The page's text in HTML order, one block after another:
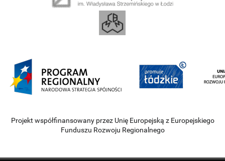
Projekt współfinansowany przez Unię Europejską z Europejskiego
Funduszu Rozwoju Regionalnego